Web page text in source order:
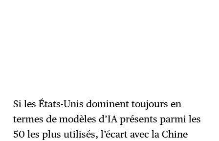
Si les États-Unis dominent toujours en
termes de modèles d’IA présents parmi les
50 les plus utilisés, l’écart avec la Chine